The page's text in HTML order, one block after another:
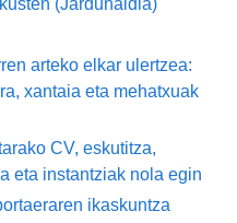
arteko elkar ulertzea:
xantaia eta mehatxuak
CV, eskutitza,
eta instantziak nola egin
ikaskuntza